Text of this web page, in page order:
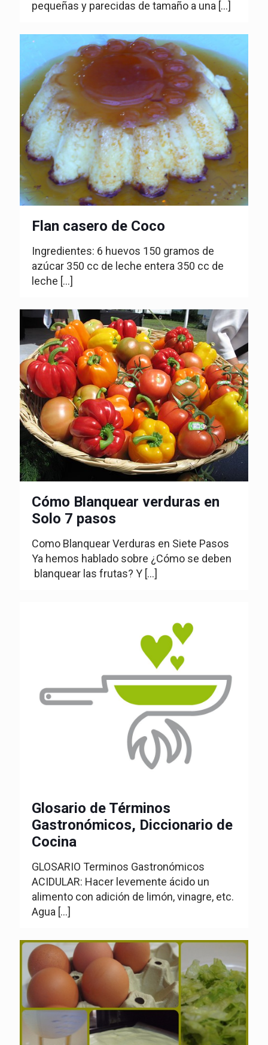
pequeñas y parecidas de tamaño a una […]
Flan casero de Coco
Ingredientes: 6 huevos 150 gramos de
azúcar 350 cc de leche entera 350 cc de
leche […]
Cómo Blanquear verduras en
Solo 7 pasos
Como Blanquear Verduras en Siete Pasos
Ya hemos hablado sobre ¿Cómo se deben
blanquear las frutas? Y […]
Glosario de Términos
Gastronómicos, Diccionario de
Cocina
GLOSARIO Terminos Gastronómicos
ACIDULAR: Hacer levemente ácido un
alimento con adición de limón, vinagre, etc.
Agua […]